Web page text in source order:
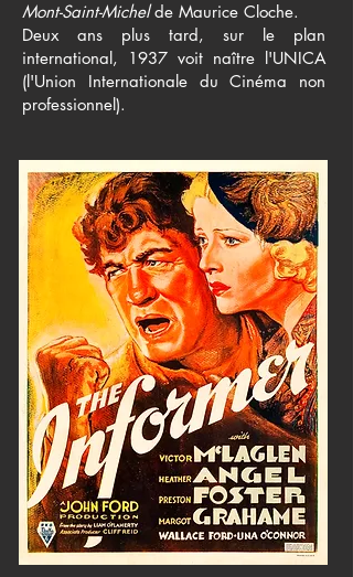
Mont-Saint-Michelde Maurice Cloche.
Deux ans plus tard, sur le plan
international, 1937 voit naître l'UNICA
(l'Union Internationale du Cinéma non
professionnel).